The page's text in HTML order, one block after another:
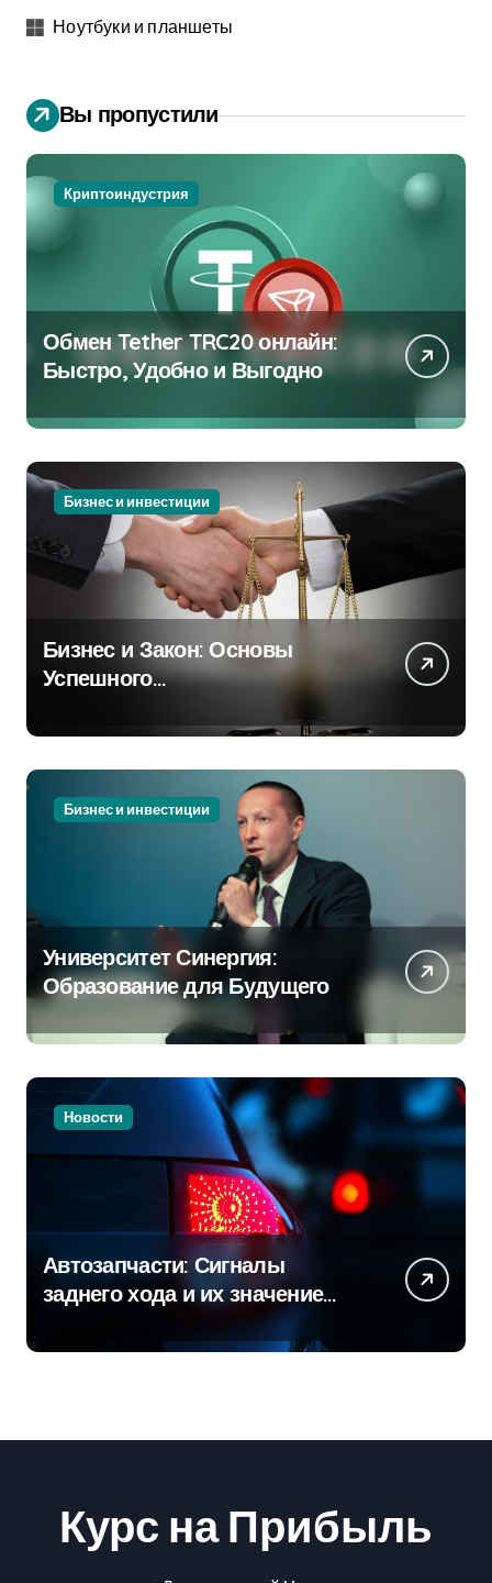
Ноутбуки и планшеты
Вы пропустили
Криптоиндустрия
Обмен Tether TRC20 онлайн:
Быстро, Удобно и Выгодно
Бизнес и инвестиции
Бизнес и Закон: Основы
Успешного
Бизнес и инвестиции
Университет Синергия:
Образование для Будущего
Новости
Автозапчасти: Сигналы
заднего хода и их значение
для безопасности на дороге
Курс на Прибыль